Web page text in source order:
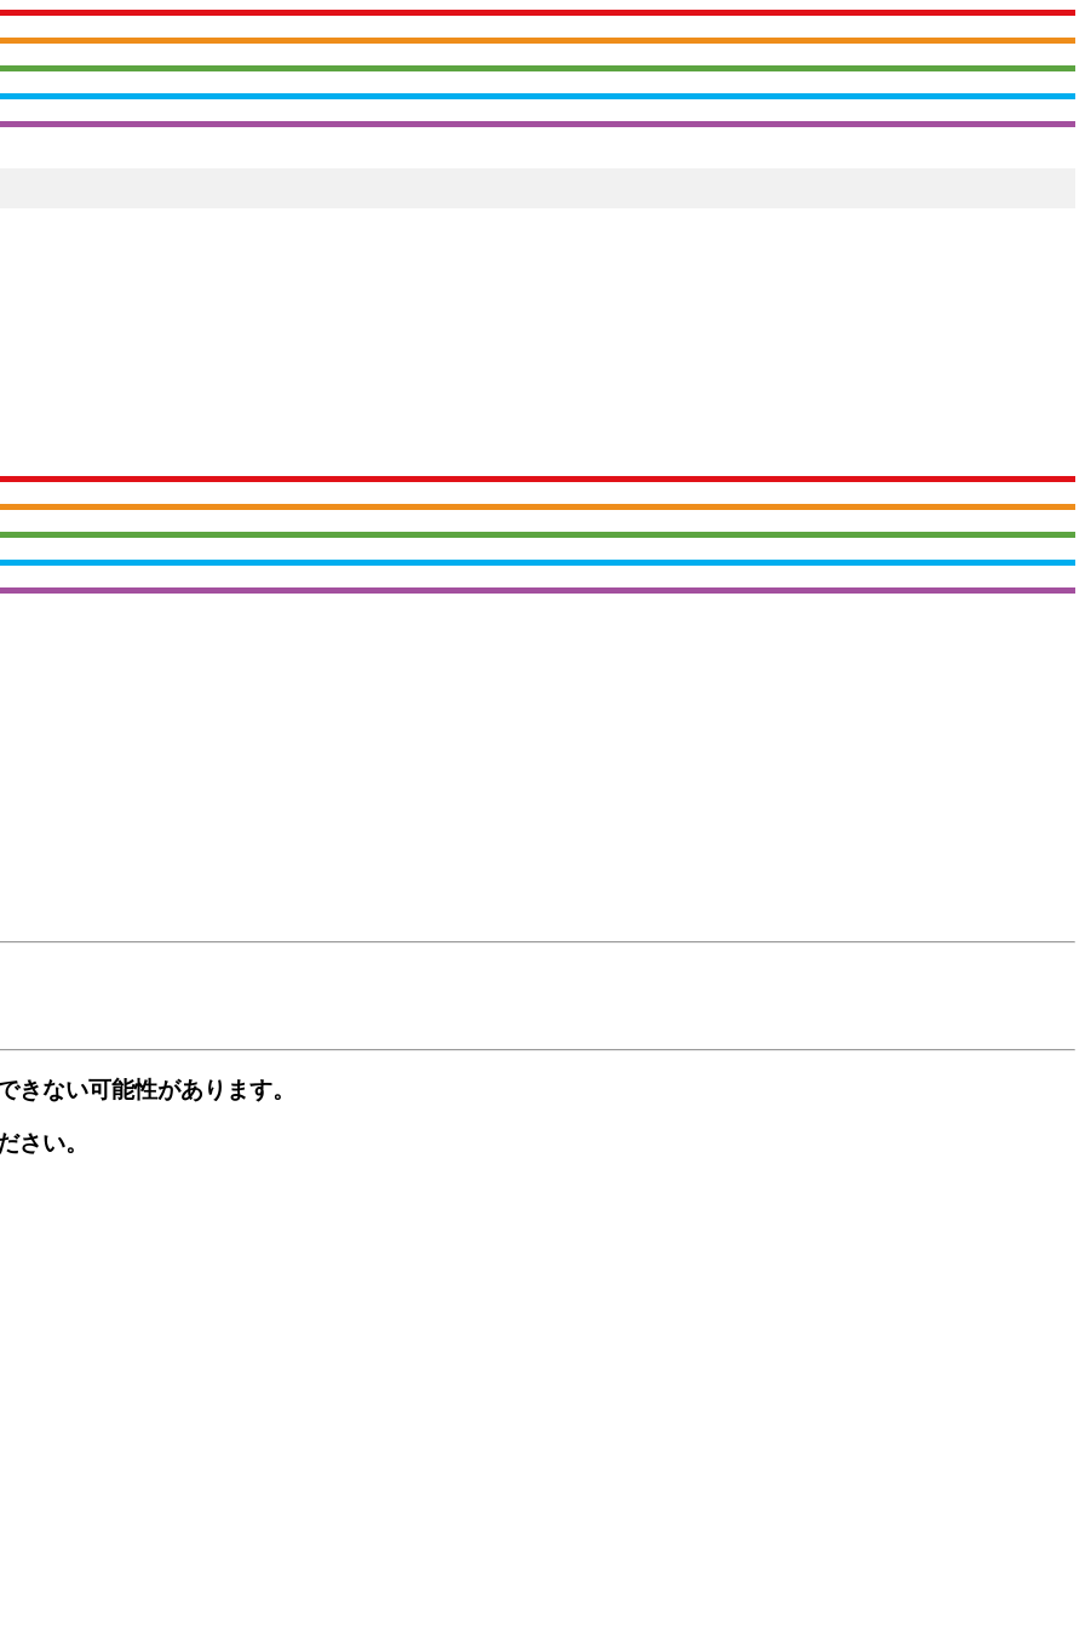
きない可能性があります。
さい。